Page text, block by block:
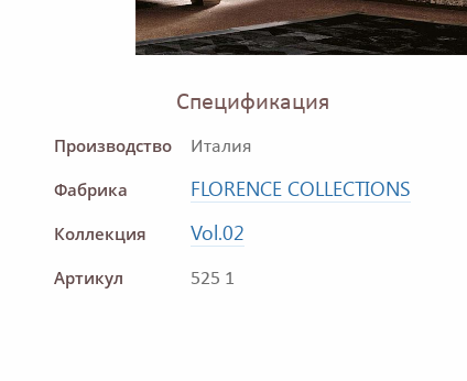
Спецификация
Производство Италия
Фабрика FLORENCE COLLECTIONS
Коллекция Vol.02
Артикул 525 1